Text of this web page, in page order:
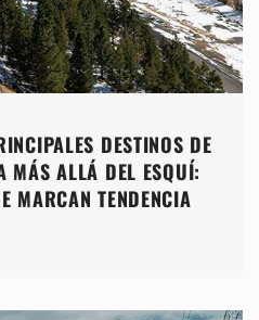
DESTINOS DE
MÁS ALLÁ DEL ESQUÍ:
MARCAN TENDENCIA